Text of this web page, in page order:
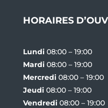
HORAIRES
Lundi08:00 – 19:00
Mardi08:00 – 19:00
Mercredi08:00 – 19:00
Jeudi08:00 – 19:00
Vendredi08:00 – 19:00